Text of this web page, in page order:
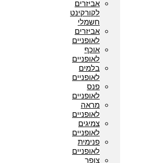
אביזרים
לקורקינט
חשמלי
אביזרים
לאופניים
אוכף
לאופניים
בלמים
לאופניים
פנס
לאופניים
מראה
לאופניים
צמיגים
לאופניים
פנימית
לאופניים
צופר